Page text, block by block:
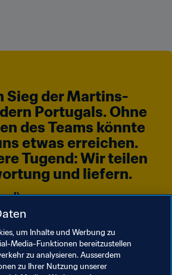
Sieg der Martins-
Portugals. Ohne
des Teams könnte
etwas erreichen.
Tugend: Wir teilen
und liefern.
um Inhalte und Werbung zu
Media-Funktionen bereitzustellen
zu analysieren. Ausserdem
zu Ihrer Nutzung unserer